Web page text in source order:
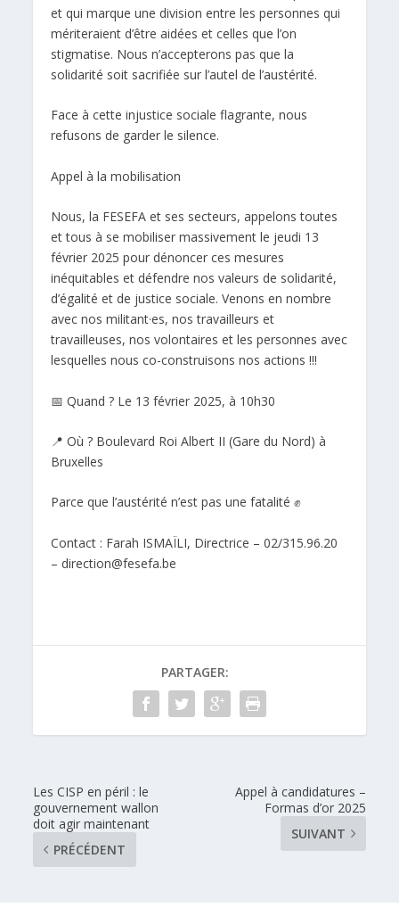
et qui marque une division entre les personnes qui
mériteraient d’être aidées et celles que l’on
stigmatise. Nous n’accepterons pas que la
solidarité soit sacrifiée sur l’autel de l’austérité.
Face à cette injustice sociale flagrante, nous
refusons de garder le silence.
Appel à la mobilisation
Nous, la FESEFA et ses secteurs, appelons toutes
et tous à se mobiliser massivement le jeudi 13
février 2025 pour dénoncer ces mesures
inéquitables et défendre nos valeurs de solidarité,
d’égalité et de justice sociale. Venons en nombre
avec nos militant·es, nos travailleurs et
travailleuses, nos volontaires et les personnes avec
lesquelles nous co-construisons nos actions !!!
📅 Quand ? Le 13 février 2025, à 10h30
📍 Où ? Boulevard Roi Albert II (Gare du Nord) à
Bruxelles
Parce que l’austérité n’est pas une fatalité ✊
Contact : Farah ISMAÏLI, Directrice – 02/315.96.20
– direction@fesefa.be
PARTAGER:
Les CISP en péril : le
gouvernement wallon
doit agir maintenant
PRÉCÉDENT
Appel à candidatures –
Formas d’or 2025
SUIVANT